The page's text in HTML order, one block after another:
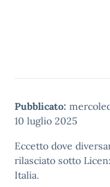
Pubblicato:
10 luglio 2025
Eccetto dove
rilasciato sotto
Italia.